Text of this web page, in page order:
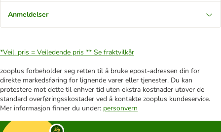
Anmeldelser
*Veil. pris = Veiledende pris ** Se fraktvilkår
zooplus forbeholder seg retten til å bruke epost-adressen din for
direkte markedsføring for lignende varer eller tjenester. Du kan
protestere mot dette til enhver tid uten ekstra kostnader utover de
standard overføringsskostader ved å kontakte zooplus kundeservice.
Mer informasjon finner du under: personvern